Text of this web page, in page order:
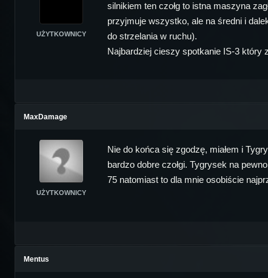
UŻYTKOWNICY
silnikiem ten czołg to istna maszyna
przyjmuje wszystko, ale na średni i
do strzelania w ruchu).
Najbardziej cieszy spotkanie IS-3 który
MaxDamage
UŻYTKOWNICY
Nie do końca się zgodzę, miałem i
bardzo dobre czołgi. Tygrysek na
75 natomiast to dla mnie osobiście
Mentus